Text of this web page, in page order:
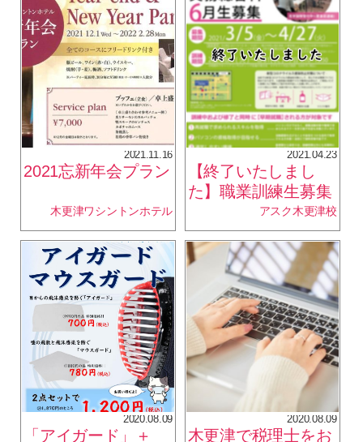
2021.11.16
2021忘新年会プラン
木更津ワシントンホテル
2021.04.23
【終了いたしまし
た】職業訓練生募集
アスク木更津校
2020.08.09
「アイガード」＋
2020.08.09
木更津で税理士をお